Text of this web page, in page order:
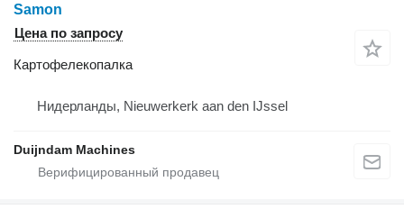
Samon
Цена по запросу
Картофелекопалка
Нидерланды, Nieuwerkerk aan den IJssel
Duijndam Machines